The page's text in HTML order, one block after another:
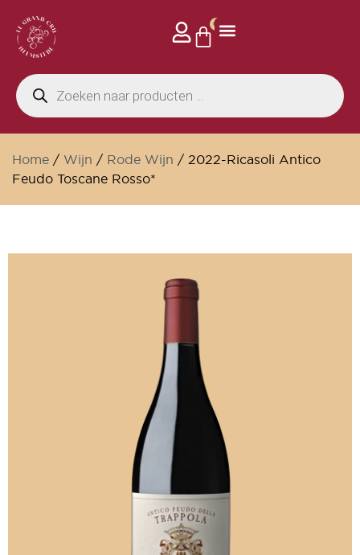
0
Home / Wijn / Rode Wijn / 2022-Ricasoli Antico
Feudo Toscane Rosso*